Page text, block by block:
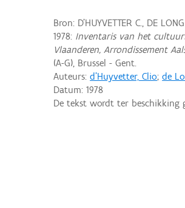
Bron: D'HUYVETTER C., DE
1978: Inventaris van het
Vlaanderen, Arrondissement
(A-G), Brussel - Gent.
Auteurs:d'Huyvetter, Clio;de
Datum:1978
De tekst wordt ter beschikking